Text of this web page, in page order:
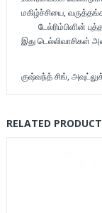
மகிழ்ச்சியை,
டேல்ரிம்பிளின்
இது
குஷ்வந்த் சிங்,
RELATED